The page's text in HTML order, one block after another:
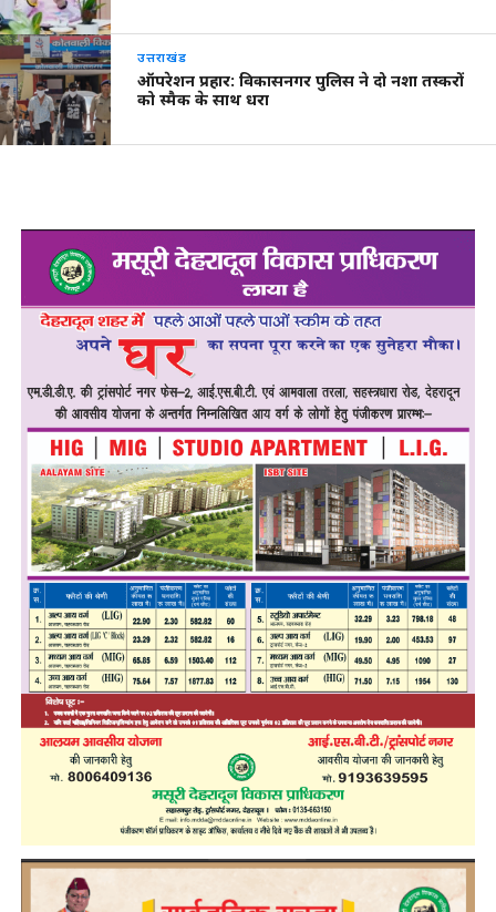
उत्तराखंड
ऑपरेशन प्रहार: विकासनगर पुलिस ने दो नशा तस्करों
को स्मैक के साथ धरा